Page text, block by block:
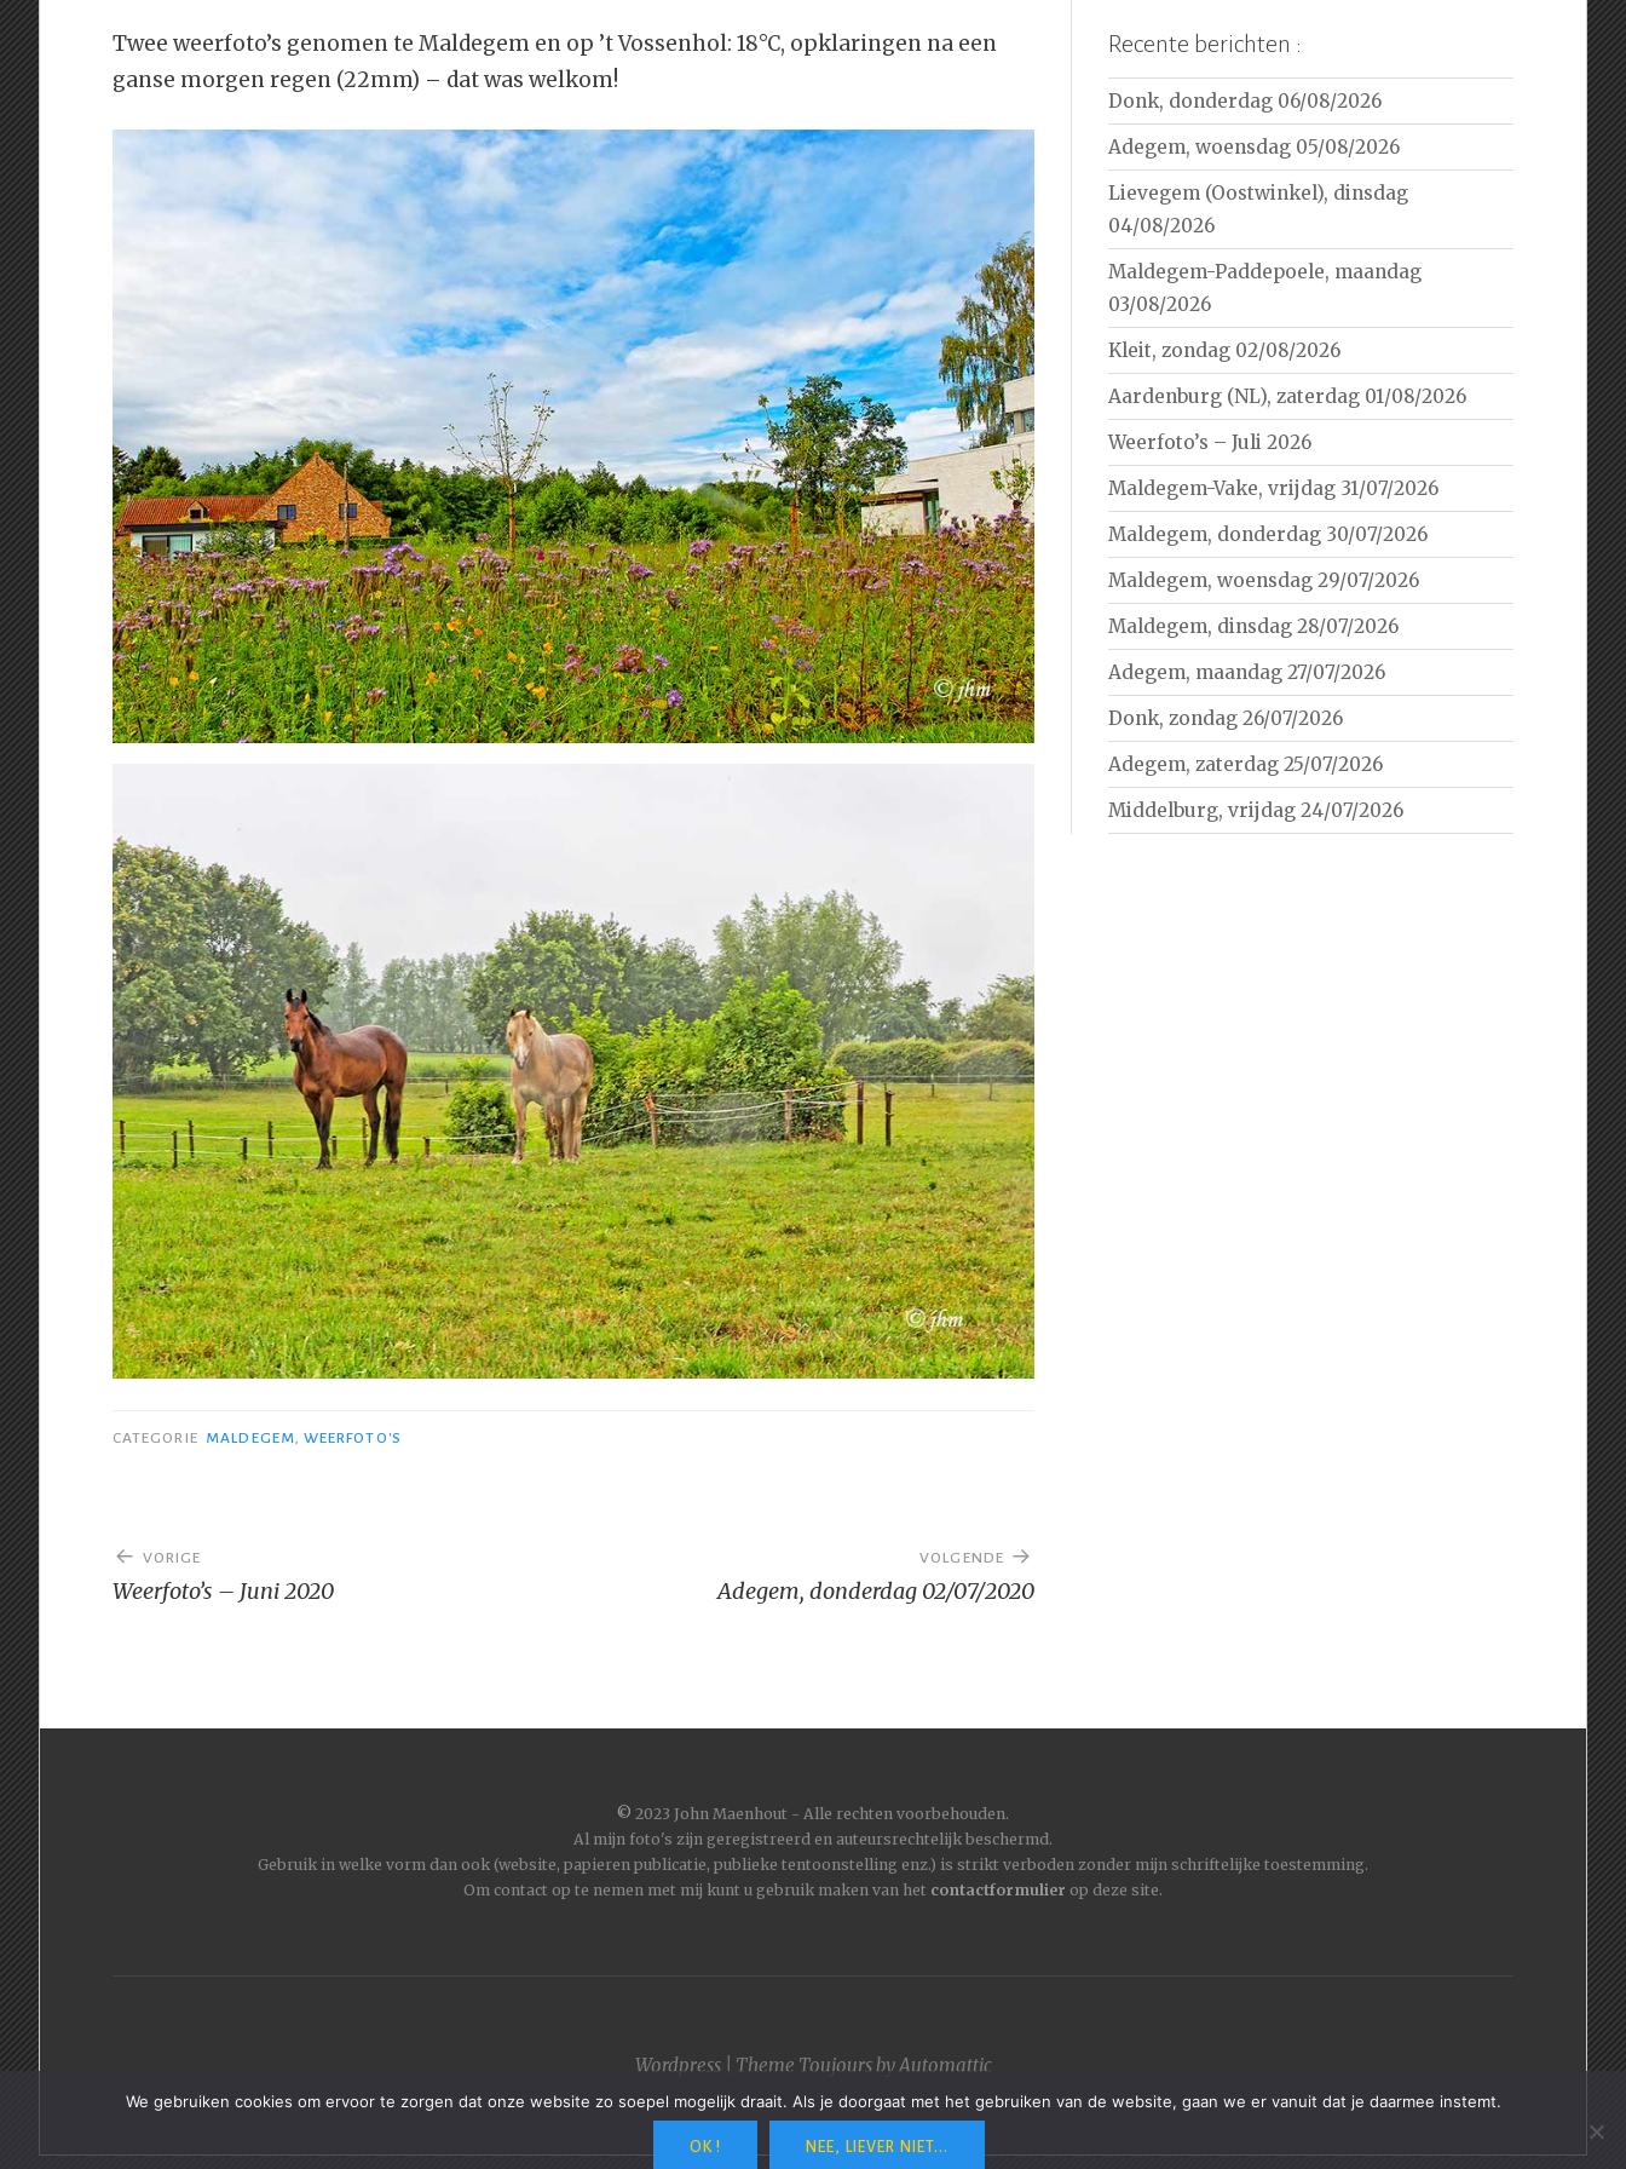
Twee weerfoto’s genomen te Maldegem en op ’t Vossenhol: 18°C, opklaringen na een
ganse morgen regen (22mm) – dat was welkom!
CATEGORIE MALDEGEM, WEERFOTO'S
Bericht
navigatie
VORIGE
Weerfoto’s – Juni 2020
VOLGENDE
Adegem, donderdag 02/07/2020
Recente berichten :
Donk, donderdag 06/08/2026
Adegem, woensdag 05/08/2026
Lievegem (Oostwinkel), dinsdag
04/08/2026
Maldegem-Paddepoele, maandag
03/08/2026
Kleit, zondag 02/08/2026
Aardenburg (NL), zaterdag 01/08/2026
Weerfoto’s – Juli 2026
Maldegem-Vake, vrijdag 31/07/2026
Maldegem, donderdag 30/07/2026
Maldegem, woensdag 29/07/2026
Maldegem, dinsdag 28/07/2026
Adegem, maandag 27/07/2026
Donk, zondag 26/07/2026
Adegem, zaterdag 25/07/2026
Middelburg, vrijdag 24/07/2026
© 2023 John Maenhout - Alle rechten voorbehouden.
Al mijn foto's zijn geregistreerd en auteursrechtelijk beschermd.
Gebruik in welke vorm dan ook (website, papieren publicatie, publieke tentoonstelling enz.) is strikt verboden zonder mijn schriftelijke toestemming.
Om contact op te nemen met mij kunt u gebruik maken van het contactformulier op deze site.
Wordpress| Theme ToujoursbyAutomattic
We gebruiken cookies om ervoor te zorgen dat onze website zo soepel mogelijk draait. Als je doorgaat met het gebruiken van de website, gaan we er vanuit dat je daarmee instemt.
OK ! NEE, LIEVER NIET...